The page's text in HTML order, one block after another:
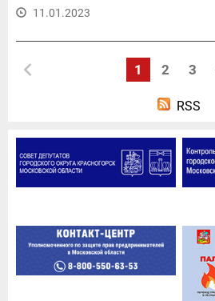
11.01.2023
1 2 3
RSS